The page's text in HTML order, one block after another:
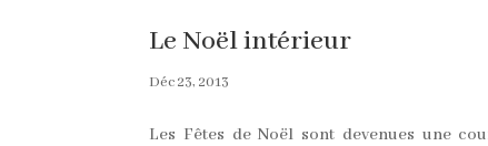
Le Noël intérieur
Déc 23, 2013
Les Fêtes de Noël sont devenues une